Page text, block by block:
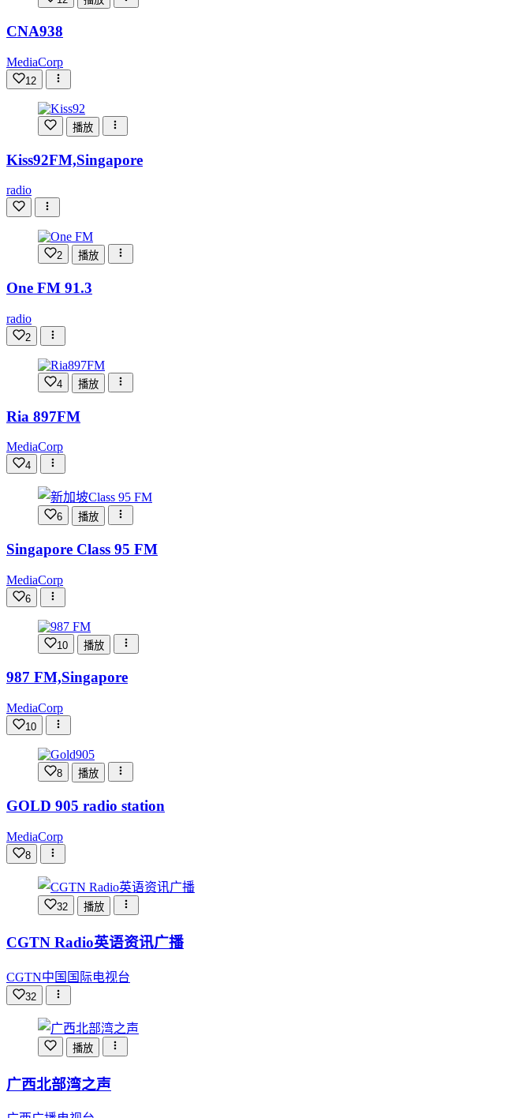
CNA938
MediaCorp
12
播放
Kiss92FM,Singapore
radio
2 播放
One FM 91.3
radio
2
4 播放
Ria 897FM
MediaCorp
4
6 播放
Singapore Class 95 FM
MediaCorp
6
10 播放
987 FM,Singapore
MediaCorp
10
8 播放
GOLD 905 radio station
MediaCorp
8
32 播放
CGTN Radio英语资讯广播
CGTN中国国际电视台
32
播放
广西北部湾之声